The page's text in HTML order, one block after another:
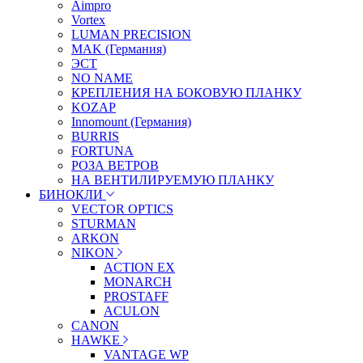
Aimpro
Vortex
LUMAN PRECISION
MAK (Германия)
ЭСТ
NO NAME
КРЕПЛЕНИЯ НА БОКОВУЮ ПЛАНКУ
KOZAP
Innomount (Германия)
BURRIS
FORTUNA
РОЗА ВЕТРОВ
НА ВЕНТИЛИРУЕМУЮ ПЛАНКУ
БИНОКЛИ
VECTOR OPTICS
STURMAN
ARKON
NIKON
ACTION EX
MONARCH
PROSTAFF
ACULON
CANON
HAWKE
VANTAGE WP